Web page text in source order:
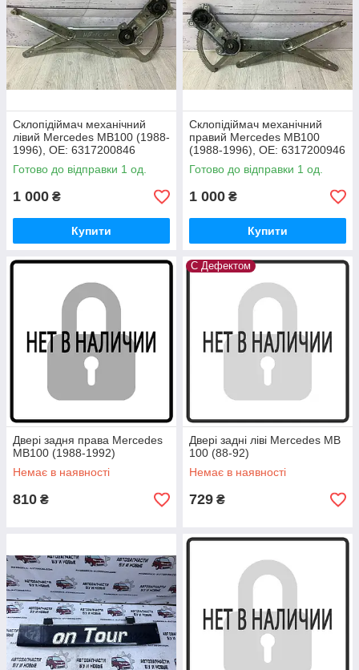
Склопідіймач механічний
лівий Mercedes MB100 (1988-
1996), OE: 6317200846
Готово до відправки 1 од.
1 000 ₴
Купити
Склопідіймач механічний
правий Mercedes MB100
(1988-1996), OE: 6317200946
Готово до відправки 1 од.
1 000 ₴
Купити
Двері задня права Mercedes
MB100 (1988-1992)
Немає в наявності
810 ₴
С Дефектом
Двері задні ліві Mercedes MB
100 (88-92)
Немає в наявності
729 ₴